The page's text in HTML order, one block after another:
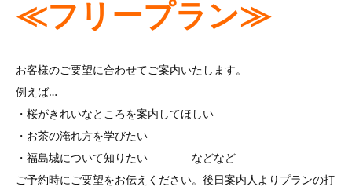
≪フリープラン≫
お客様のご要望に合わせてご案内いたします。
例えば…
・桜がきれいなところを案内してほしい
・お茶の淹れ方を学びたい
・福島城について知りたい などなど
ご予約時にご要望をお伝えください。後日案内人よりプランの打